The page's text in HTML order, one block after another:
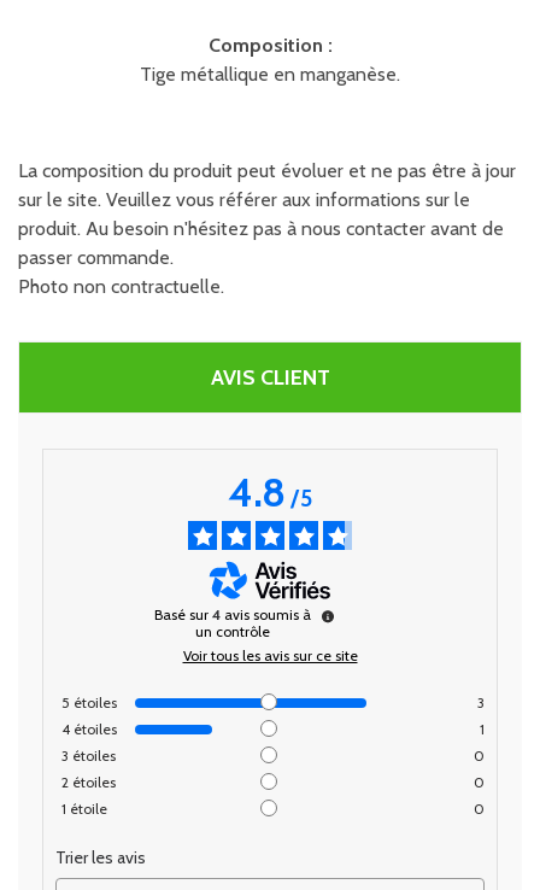
Composition :
Tige métallique en manganèse.
La composition du produit peut évoluer et ne pas être à jour
sur le site. Veuillez vous référer aux informations sur le
produit. Au besoin n'hésitez pas à nous contacter avant de
passer commande.
Photo non contractuelle.
AVIS CLIENT
4.8/5
Basé sur 4 avis soumis à
un contrôle
Voir tous les avis sur ce site
5 étoiles
3
4 étoiles
1
3 étoiles
0
2 étoiles
0
1 étoile 0
Trier les avis